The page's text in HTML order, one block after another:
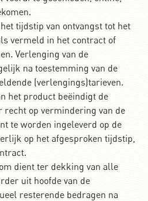
tijdstip van ontvangst tot het
vermeld in het contract of
Verlenging van de
na toestemming van de
(verlengings)tarieven.
het product beëindigt de
recht op vermindering van de
te worden ingeleverd op de
op het afgesproken tijdstip,
dient ter dekking van alle
uit hoofde van de
resterende bedragen na